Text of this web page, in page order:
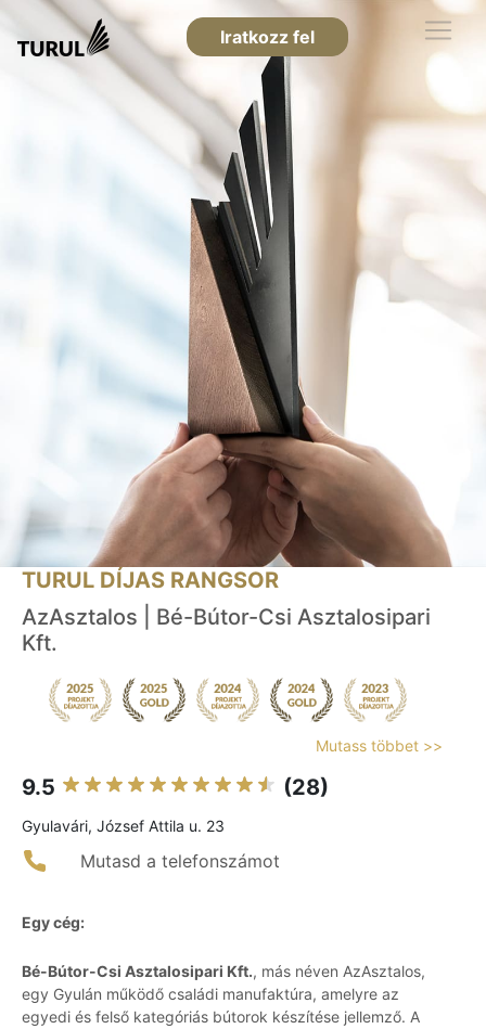
Iratkozz fel
TURUL DÍJAS RANGSOR
AzAsztalos | Bé-Bútor-Csi Asztalosipari
Kft.
Mutass többet >>
9.5 (28)
Gyulavári, József Attila u. 23
Mutasd a telefonszámot
Egy cég:
Bé-Bútor-Csi Asztalosipari Kft., más néven AzAsztalos,
egy Gyulán működő családi manufaktúra, amelyre az
egyedi és felső kategóriás bútorok készítése jellemző. A